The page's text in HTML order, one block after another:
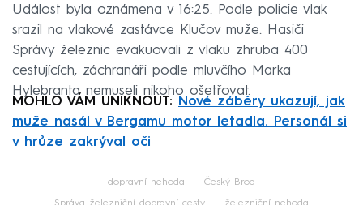
Událost byla oznámena v 16:25. Podle policie vlak
srazil na vlakové zastávce Klučov muže. Hasiči
Správy železnic evakuovali z vlaku zhruba 400
cestujících, záchranáři podle mluvčího Marka
Hylebranta nemuseli nikoho ošetřovat.
MOHLO VÁM UNIKNOUT:
Nové záběry ukazují, jak
muže nasál v Bergamu motor letadla. Personál si
v hrůze zakrýval oči
dopravní nehoda Český Brod